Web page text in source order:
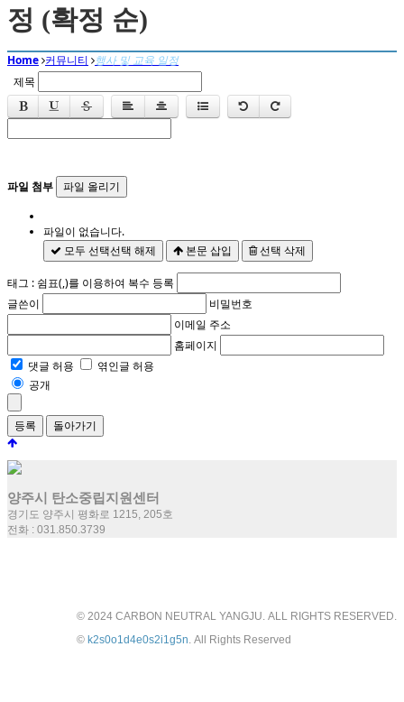
정 (확정 순)
Home 커뮤니티 행사 및 교육 일정
제목
파일 첨부 파일 올리기
파일이 없습니다.
모두 선택선택 해제 본문 삽입 선택 삭제
태그 : 쉼표(,)를 이용하여 복수 등록
글쓴이
비밀번호
이메일 주소
홈페이지
댓글 허용
엮인글 허용
공개
돌아가기
양주시 탄소중립지원센터
경기도 양주시 평화로 1215, 205호
전화 : 031.850.3739
© 2024 CARBON NEUTRAL YANGJU. ALL RIGHTS RESERVED.
© k2s0o1d4e0s2i1g5n. All Rights Reserved